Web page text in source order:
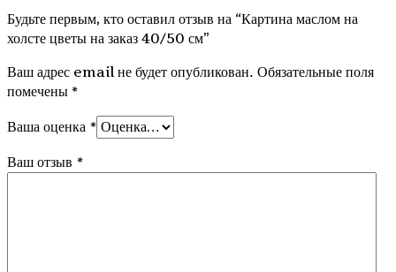
Будьте первым, кто оставил отзыв на “Картина маслом на
холсте цветы на заказ 40/50 см”
Ваш адрес email не будет опубликован. Обязательные поля
помечены*
Ваша оценка *
Ваш отзыв *